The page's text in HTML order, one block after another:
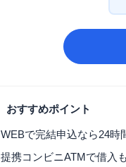
おすすめポイント
WEBで完結申込なら24時
提携コンビニATMで借入